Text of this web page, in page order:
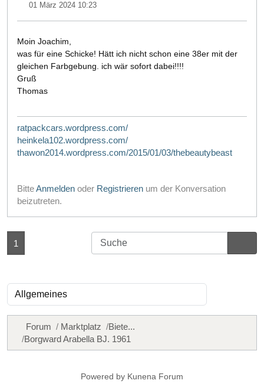
01 März 2024 10:23
Moin Joachim,
was für eine Schicke! Hätt ich nicht schon eine 38er mit der
gleichen Farbgebung. ich wär sofort dabei!!!!
Gruß
Thomas
ratpackcars.wordpress.com/
heinkela102.wordpress.com/
thawon2014.wordpress.com/2015/01/03/thebeautybeast
BitteAnmelden oder Registrieren um der Konversation
beizutreten.
1
Forum Marktplatz
Biete...
Borgward Arabella BJ. 1961
Powered by Kunena Forum